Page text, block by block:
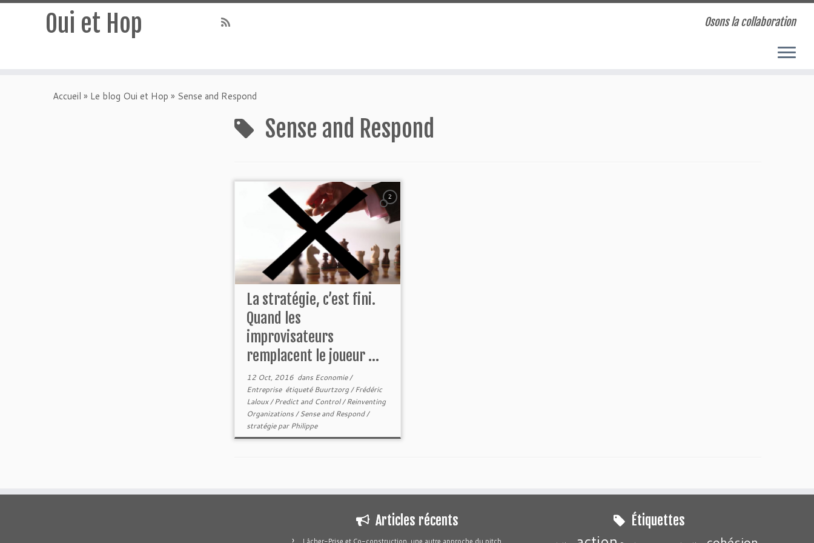
Oui et Hop Osons la collaboration
Accueil » Le blog Oui et Hop » Sense and Respond
Sense and Respond
2
La stratégie, c’est fini.
Quand les
improvisateurs
remplacent le joueur ...
12 Oct, 2016 dans Economie/
Entreprise étiquetéBuurtzorg/Frédéric
Laloux/Predict and Control/Reinventing
Organizations/Sense and Respond/
stratégieparPhilippe
Articles récents Étiquettes